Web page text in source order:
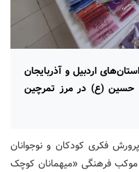
استان‌های اردبیل و آذربایجان
حسین (ع) در مرز تمرچین
فکری کودکان و نوجوانان
موکب فرهنگی‌ «میهمانان کوچک